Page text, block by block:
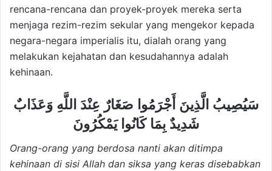
rencana-rencana dan proyek-proyek mereka serta
menjaga rezim-rezim sekular yang mengekor kepada
negara-negara imperialis itu, dialah orang yang
melakukan kejahatan dan kesudahannya adalah
kehinaan.
سَيُصِيبُ الَّذِينَ أَجْرَمُوا صَغَارٌ عِنْدَ اللَّهِ وَعَذَابٌ
شَدِيدٌ بِمَا كَانُوا يَمْكُرُونَ
Orang-orang yang berdosa nanti akan ditimpa
kehinaan di sisi Allah dan siksa yang keras disebabkan